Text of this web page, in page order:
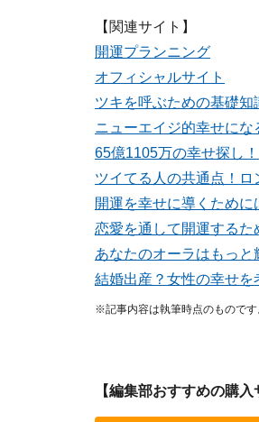
【関連サイト】
開運プランニング
オフィシャルサイト
ツキを呼ぶための基礎
ニューエイジ的幸せにな
65億1105万の幸せ探し！
ツイてる人の共通点！ロ
開運を幸せに導くために
恋愛を通して開運するた
あなたのオーラはもっと
結婚出産？女性の幸せを
※記事内容は執筆時点のものです
【編集部おすすめの購入